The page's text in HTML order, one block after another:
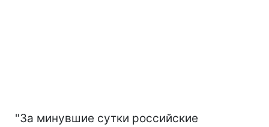
"За минувшие сутки российские